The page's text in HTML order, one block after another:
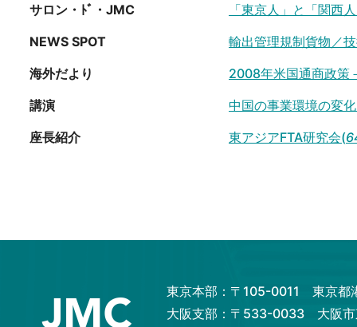
サロン・ﾄﾞ・JMC
「東京人」と「関西
NEWS SPOT
輸出管理規制貨物／
海外だより
2008年米国通商政策
講演
中国の事業環境の変
座長紹介
東アジアFTA研究会(
東京本部：〒105-0011 東京都
大阪支部：〒533-0033 大阪市